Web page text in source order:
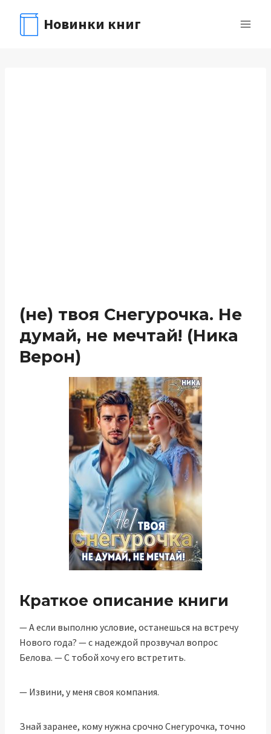
содержимому
Новинки книг
(не) твоя Снегурочка. Не
думай, не мечтай! (Ника
Верон)
Краткое описание книги
— А если выполню условие, останешься на встречу
Нового года? — с надеждой прозвучал вопрос
Белова. — С тобой хочу его встретить.
— Извини, у меня своя компания.
Знай заранее, кому нужна срочно Снегурочка, точно